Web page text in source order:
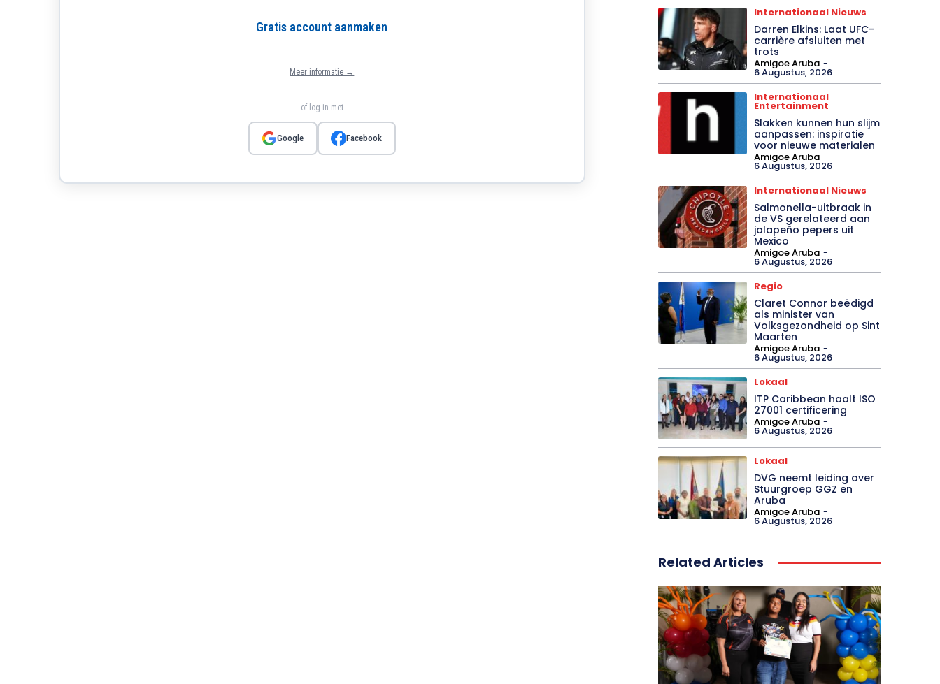
Gratis account aanmaken
Meer informatie →
of log in met
Google Facebook
Internationaal Nieuws
Darren Elkins: Laat UFC-
carrière afsluiten met
trots
Amigoe Aruba -
6 Augustus, 2026
Internationaal
Entertainment
Slakken kunnen hun slijm
aanpassen: inspiratie
voor nieuwe materialen
Amigoe Aruba -
6 Augustus, 2026
Internationaal Nieuws
Salmonella-uitbraak in
de VS gerelateerd aan
jalapeño pepers uit
Mexico
Amigoe Aruba -
6 Augustus, 2026
Regio
Claret Connor beëdigd
als minister van
Volksgezondheid op Sint
Maarten
Amigoe Aruba -
6 Augustus, 2026
Lokaal
ITP Caribbean haalt ISO
27001 certificering
Amigoe Aruba -
6 Augustus, 2026
Lokaal
DVG neemt leiding over
Stuurgroep GGZ en
Aruba
Amigoe Aruba -
6 Augustus, 2026
Related Articles